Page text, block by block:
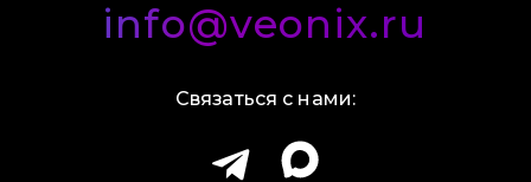
info@veonix.ru
Связаться с нами: